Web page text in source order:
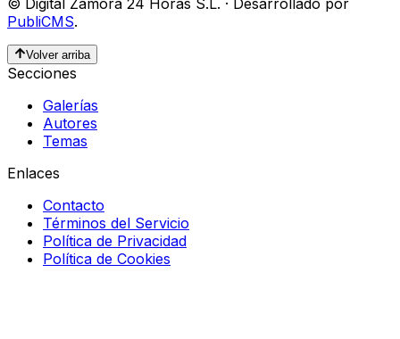
PubliCMS.
Volver arriba
Secciones
Galerías
Autores
Temas
Enlaces
Contacto
Términos del Servicio
Política de Privacidad
Política de Cookies